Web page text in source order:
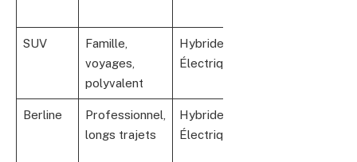
SUV
Famille,
voyages,
polyvalent
Hybride /
Électrique
Berline
Professionnel,
longs trajets
Hybride /
Électrique